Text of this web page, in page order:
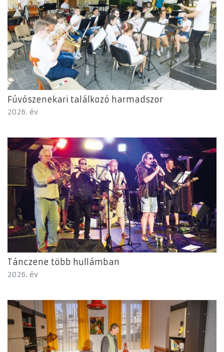
Fúvószenekari találkozó harmadszor
2026. év
Tánczene több hullámban
2026. év